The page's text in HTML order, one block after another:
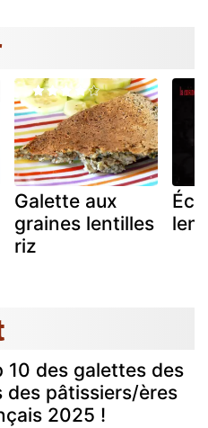
Galette aux
graines lentilles
riz
10 des galettes des
des pâtissiers/ères
2025 !